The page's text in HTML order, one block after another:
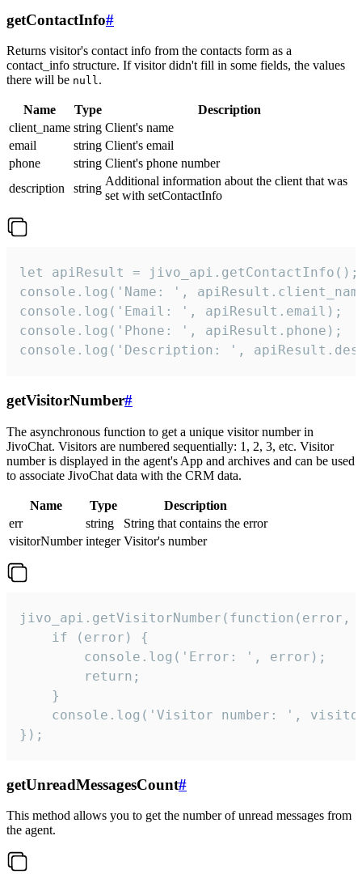
getContactInfo#
Returns visitor's contact info from the contacts form as a
contact_info structure. If visitor didn't fill in some fields, the values
there will be null.
Name Type
Description
client_name string Client's name
email
string Client's email
phone
string Client's phone number
description
string
Additional information about the client that was
set with setContactInfo
let apiResult = jivo_api.getContactInfo();
console.log('Name: ',
console.log('Email: ', apiResult.email);
console.log('Phone: ', apiResult.phone);
console.log('Description: ',
getVisitorNumber#
The asynchronous function to get a unique visitor number in
JivoChat. Visitors are numbered sequentially: 1, 2, 3, etc. Visitor
number is displayed in the agent's App and archives and can be used
to associate JivoChat data with the CRM data.
Name Type
Description
err
string
String that contains the error
visitorNumber integer Visitor's number
jivo_api.getVisitorNumber(function(error,
    if (error) {
        console.log('Error: ', error);
        return;
    }
console.log('Visitor number: ',
});
getUnreadMessagesCount#
This method allows you to get the number of unread messages from
the agent.